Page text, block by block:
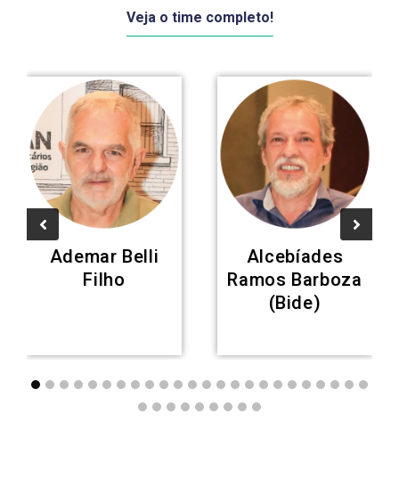
Veja o time completo!
Ademar Belli
Filho
Alcebíades
Ramos Barboza
(Bide)